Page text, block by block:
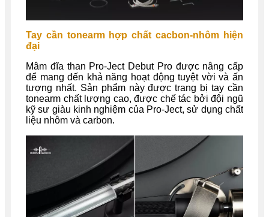
Tay cần tonearm hợp chất cacbon-nhôm hiện
đại
Mâm đĩa than Pro-Ject Debut Pro được nâng cấp
để mang đến khả năng hoạt động tuyệt vời và ấn
tượng nhất. Sản phẩm này được trang bị tay cần
tonearm chất lượng cao, được chế tác bởi đội ngũ
kỹ sư giàu kinh nghiệm của Pro-Ject, sử dụng chất
liệu nhôm và carbon.